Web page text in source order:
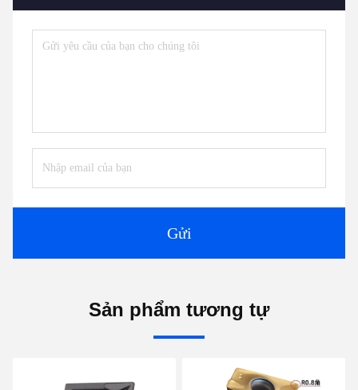
Gửi
Sản phẩm tương tự